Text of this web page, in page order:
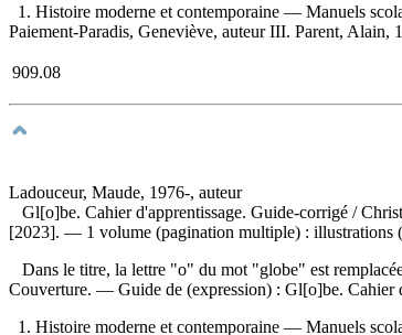
1. Histoire moderne et contemporaine — Manuels
Paiement-Paradis, Geneviève, auteur III. Parent, Alain,
909.08
Ladouceur, Maude, 1976-, auteur
Gl[o]be. Cahier d'apprentissage. Guide-corrigé /
[2023]. — 1 volume (pagination multiple) : illustrations
Dans le titre, la lettre "o" du mot "globe" est
Couverture. — Guide de (expression) : Gl[o]be. Cahier
1. Histoire moderne et contemporaine — Manuels